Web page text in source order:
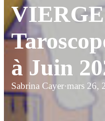
à Juin
Sabrina Cayer·mars 26,